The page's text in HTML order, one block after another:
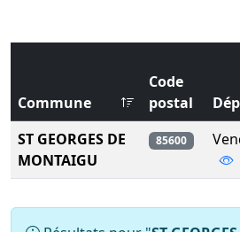
Commune
Code
postal
ST GEORGES DE
MONTAIGU
85600